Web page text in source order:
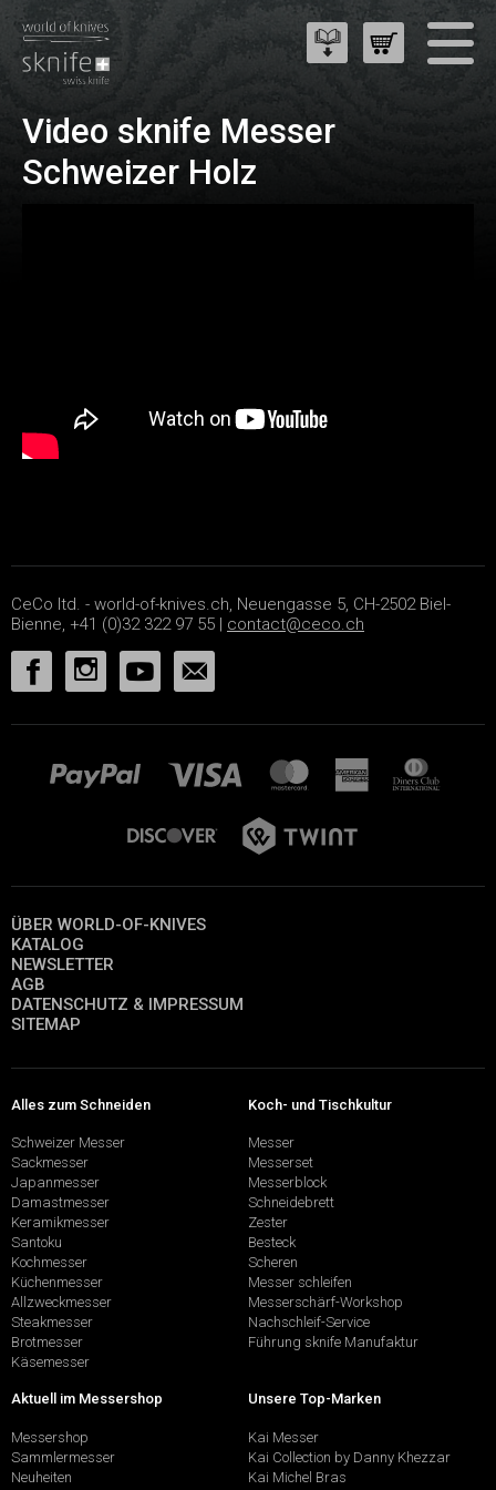
Video sknife Messer
Schweizer Holz
CeCo ltd. - world-of-knives.ch, Neuengasse 5, CH-2502 Biel-
Bienne, +41 (0)32 322 97 55 | contact@ceco.ch
ÜBER WORLD-OF-KNIVES
KATALOG
NEWSLETTER
AGB
DATENSCHUTZ & IMPRESSUM
SITEMAP
Alles zum Schneiden
Schweizer Messer
Sackmesser
Japanmesser
Damastmesser
Keramikmesser
Santoku
Kochmesser
Küchenmesser
Allzweckmesser
Steakmesser
Brotmesser
Käsemesser
Koch- und Tischkultur
Messer
Messerset
Messerblock
Schneidebrett
Zester
Besteck
Scheren
Messer schleifen
Messerschärf-Workshop
Nachschleif-Service
Führung sknife Manufaktur
Aktuell im Messershop
Messershop
Sammlermesser
Neuheiten
Unsere Top-Marken
Kai Messer
Kai Collection by Danny Khezzar
Kai Michel Bras